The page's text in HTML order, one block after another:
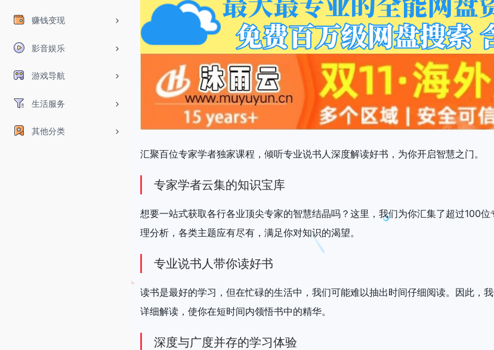
赚钱变现
影音娱乐
游戏导航
生活服务
其他分类
汇聚百位专家学者独家课程，倾听专业说书人深度解读好书，为你开启智慧之门。
专家学者云集的知识宝库
想要一站式获取各行各业顶尖专家的智慧结晶吗？这里，我们为你汇集了超过100
理分析，各类主题应有尽有，满足你对知识的渴望。
专业说书人带你读好书
读书是最好的学习，但在忙碌的生活中，我们可能难以抽出时间仔细阅读。因此，
详细解读，使你在短时间内领悟书中的精华。
深度与广度并存的学习体验